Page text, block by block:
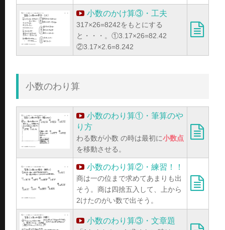
小数のかけ算③・工夫
317×26=8242をもとにする
と・・・。①3.17×26=82.42
②3.17×2.6=8.242
小数のわり算
小数のわり算①・筆算のや
り方
わる数が小数 の時は最初に小数点
を移動させる。
小数のわり算②・練習！！
商は一の位まで求めてあまりも出
そう。商は四捨五入して、上から
2けたのがい数で出そう。
小数のわり算③・文章題